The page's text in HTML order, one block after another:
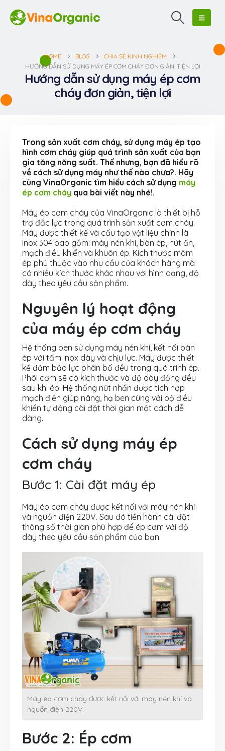
HOME BLOG
CHIA SẺ KINH NGHIỆM
HƯỚNG DẪN SỬ DỤNG MÁY ÉP CƠM CHÁY ĐƠN GIẢN, TIỆN LỢI
Hướng dẫn sử dụng máy ép cơm
cháy đơn giản, tiện lợi
Trong sản xuất cơm cháy, sử dụng máy ép tạo
hình cơm cháy giúp quá trình sản xuất của bạn
gia tăng năng suất. Thế nhưng, bạn đã hiểu rõ
về cách sử dụng máy như thế nào chưa?. Hãy
cùng VinaOrganic tìm hiểu cách sử dụng máy
ép cơm cháy qua bài viết này nhé!.
Máy ép cơm cháy của VinaOrganic là thiết bị hỗ
trợ đắc lực trong quá trình sản xuất cơm cháy.
Máy được thiết kế và cấu tạo vật liệu chính là
inox 304 bao gồm: máy nén khí, bàn ép, nút ấn,
mạch điều khiển và khuôn ép. Kích thước mâm
ép phù thuộc vào nhu cầu của khách hàng mà
có nhiều kích thước khác nhau với hình dạng, độ
dày theo yêu cầu sản phẩm.
Nguyên lý hoạt động
của máy ép cơm cháy
Hệ thống ben sử dụng máy nén khí, kết nối bàn
ép với tấm inox dày và chịu lực. Máy được thiết
kế đảm bảo lực phân bố đều trong quá trình ép.
Phôi cơm sẽ có kích thước và độ dày đồng đều
sau khi ép. Hệ thống nút nhấn được tích hợp
mạch điện giúp nâng, hạ ben cùng với bộ điều
khiển tự động cài đặt thời gian một cách dễ
dàng.
Cách sử dụng máy ép
cơm cháy
Bước 1: Cài đặt máy ép
Máy ép cơm cháy được kết nối với máy nén khí
và nguồn điện 220V. Sau đó tiến hành cài đặt
thông số thời gian phù hợp để ép cơm với độ
dày theo yêu cầu sản phẩm của bạn.
Máy ép cơm cháy được kết nối với máy nén khí và
nguồn điện 220V.
Bước 2: Ép cơm